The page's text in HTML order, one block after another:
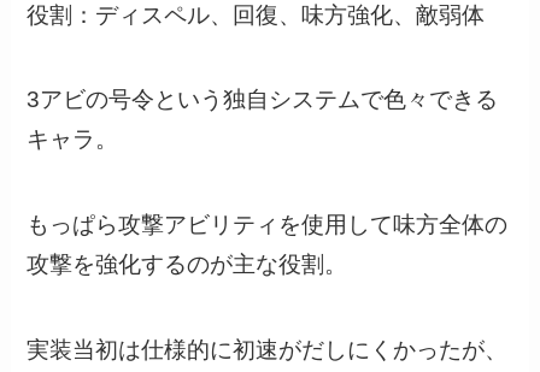
役割：ディスペル、回復、味方強化、敵弱体
3アビの号令という独自システムで色々できる
キャラ。
もっぱら攻撃アビリティを使用して味方全体の
攻撃を強化するのが主な役割。
実装当初は仕様的に初速がだしにくかったが、